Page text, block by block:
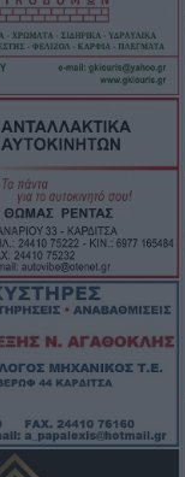
263,5
εκατ. ευρώ
για την
τα
γύρω
χώρο μετά τον
η κηδεία